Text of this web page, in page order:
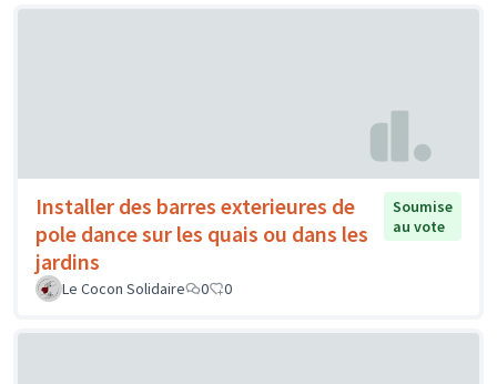
Installer des barres exterieures de
pole dance sur les quais ou dans les
jardins
Soumise
au vote
Le Cocon Solidaire 0 0